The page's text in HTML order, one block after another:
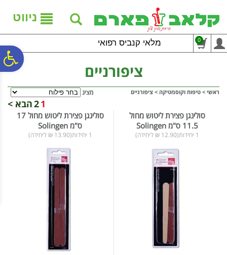
נגישות
אתר
המרכזי
ניווט
מלאי קנביס רפואי 0
ציפורניים
ראשי > טיפוח וקוסמטיקה > ציפורניים מציג
1
2הבא >
סולינגן פצירת ליטוש מחול
11.5 ס"מ Solingen
1 יחידות(12.90 ₪ ליחידה)
סולינגן פצירת ליטוש מחול 17
ס"מ Solingen
1 יחידות(13.90 ₪ ליחידה)